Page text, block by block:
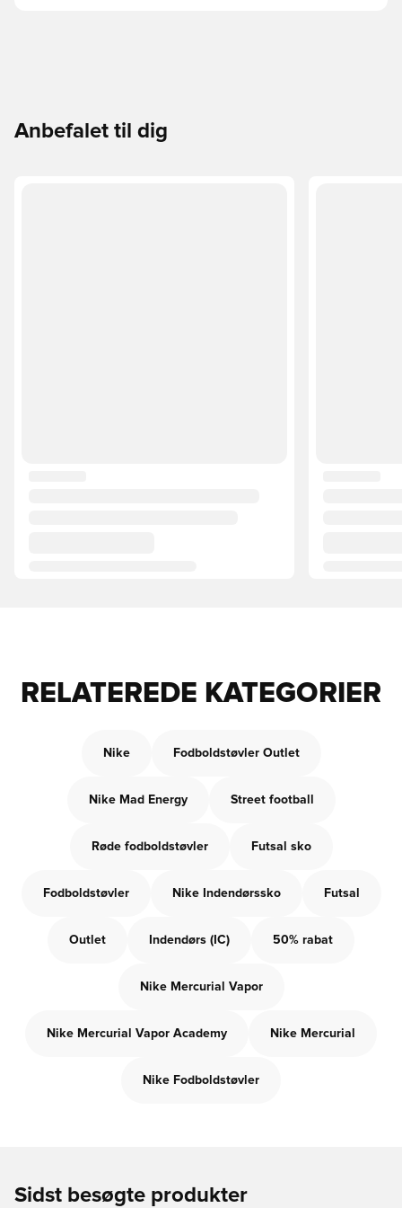
Anbefalet til dig
RELATEREDE KATEGORIER
Nike Fodboldstøvler Outlet
Nike Mad Energy Street football
Røde fodboldstøvler Futsal sko
Fodboldstøvler Nike Indendørssko Futsal
Outlet Indendørs (IC) 50% rabat
Nike Mercurial Vapor
Nike Mercurial Vapor Academy Nike Mercurial
Nike Fodboldstøvler
Sidst besøgte produkter